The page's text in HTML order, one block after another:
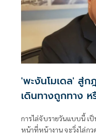
'พะงันโมเดล' สู่
เดินทางถูกทาง
การไล่จับรายวันแบบนี้ เป็
หน้าที่หน้างาน จะวิ่งไล่ก